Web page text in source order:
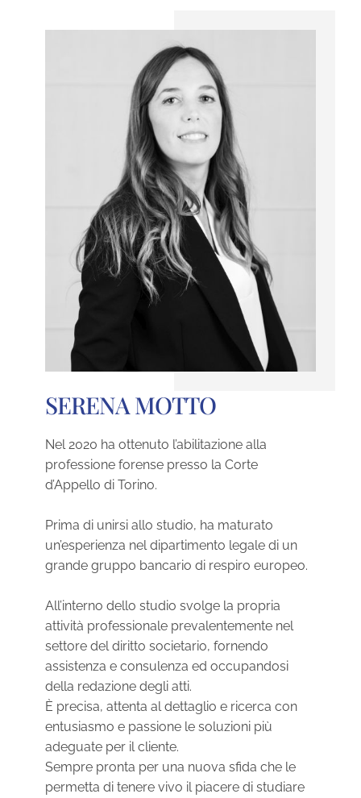
SERENA MOTTO
Nel 2020 ha ottenuto l’abilitazione alla
professione forense presso la Corte
d’Appello di Torino.
Prima di unirsi allo studio, ha maturato
un’esperienza nel dipartimento legale di un
grande gruppo bancario di respiro europeo.
All’interno dello studio svolge la propria
attività professionale prevalentemente nel
settore del diritto societario, fornendo
assistenza e consulenza ed occupandosi
della redazione degli atti.
È precisa, attenta al dettaglio e ricerca con
entusiasmo e passione le soluzioni più
adeguate per il cliente.
Sempre pronta per una nuova sfida che le
permetta di tenere vivo il piacere di studiare